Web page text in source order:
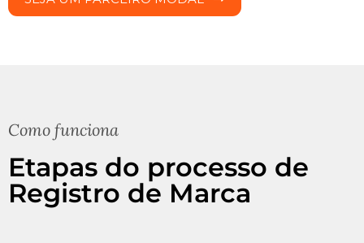
Como funciona
Etapas do processo de
Registro de Marca